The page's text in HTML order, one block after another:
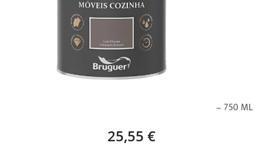
BRUGUER PINTURA MUEBLES COCINA GRIS OSCURO – 750 ML
25,55 €